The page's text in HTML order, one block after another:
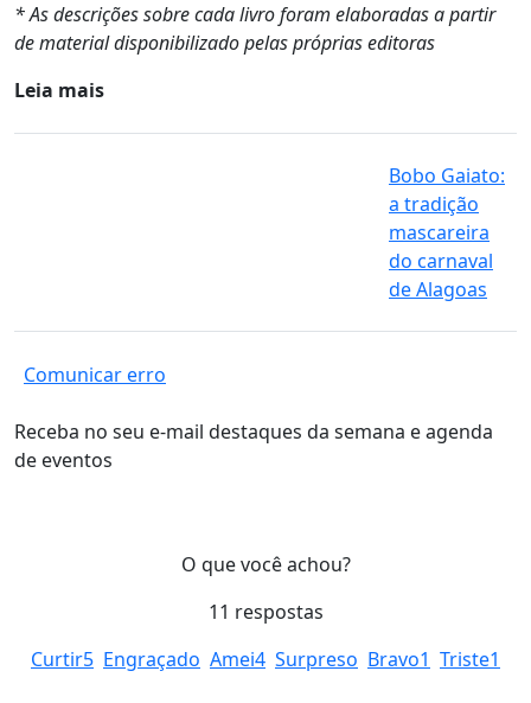
* As descrições sobre cada livro foram elaboradas a partir
de material disponibilizado pelas próprias editoras
Leia mais
Bobo Gaiato:
a tradição
mascareira
do carnaval
de Alagoas
Comunicar erro
Receba no seu e-mail destaques da semana e agenda
de eventos
O que você achou?
11 respostas
Curtir5 Engraçado Amei4 Surpreso Bravo1 Triste1